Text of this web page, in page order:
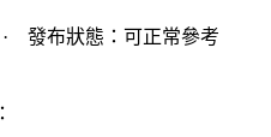
發布狀態：可正常參考